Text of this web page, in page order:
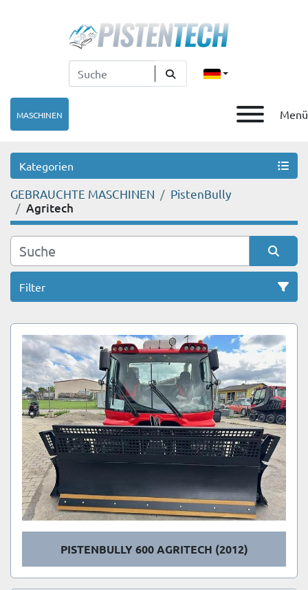
Menü
MASCHINEN
Kategorien
GEBRAUCHTE MASCHINEN PistenBully
Agritech
Filter
Sortieren nach
PISTENBULLY 600 AGRITECH (2012)